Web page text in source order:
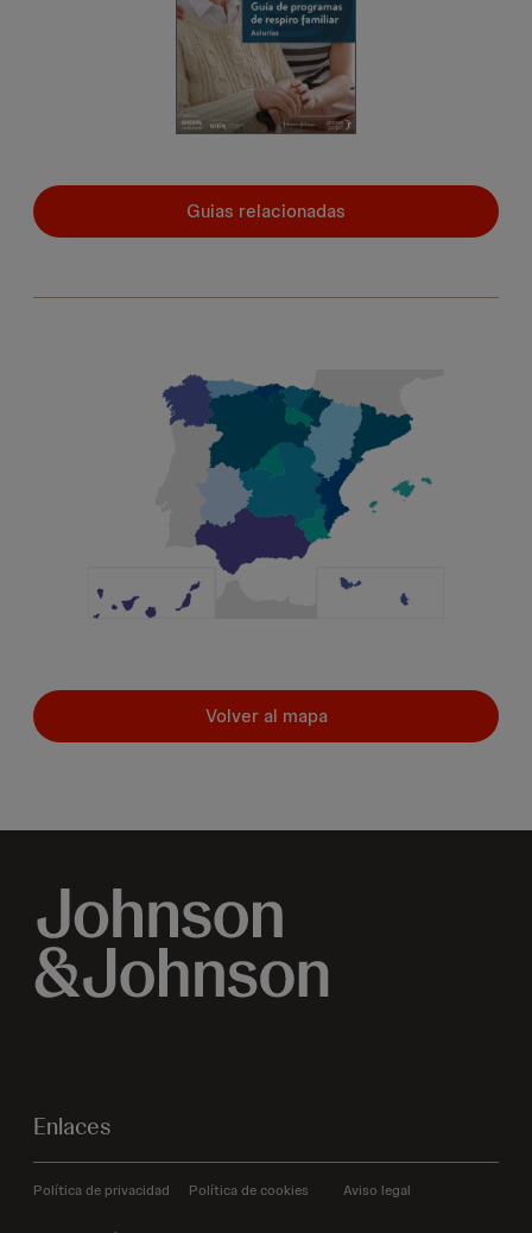
Volver al mapa
Guias relacionadas
Enlaces
Política de privacidad Política de cookies Aviso legal